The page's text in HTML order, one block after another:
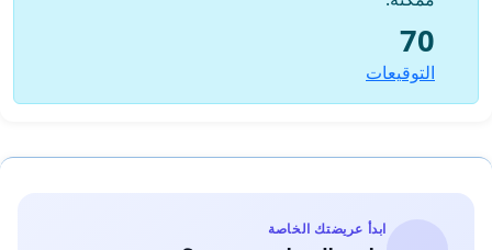
- -تكفّل الدولة بتأمين التوزيع والتزويد بالمواد الغذائية لكلّ المدن
والأحياء، وتأمين وصول المواد الحياتية اللازمة لكافّة المناطق
(أغذية، أدوية، اسطوانات غاز...) خاصة في الأحياء الفقيرة والأرياف
(الكشافة، الهلال الأحمر، والمبادرات المواطنية بتنسيق مع الدولة).
70
التوقيعات
ابدأ عريضتك الخاصة